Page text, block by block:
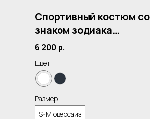
Спортивный костюм со
знаком зодиака
«Близнецы»
6 200 р.
Цвет
Размер
S-M оверсайз